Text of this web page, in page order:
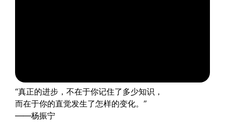
“真正的进步，不在于你记住了多少知识，
而在于你的直觉发生了怎样的变化。”
——杨振宁